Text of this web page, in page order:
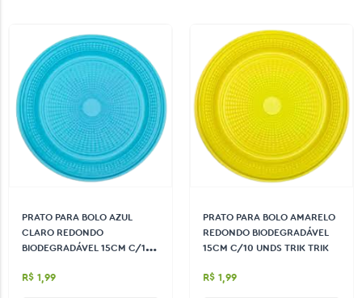
PRATO PARA BOLO AZUL
CLARO REDONDO
BIODEGRADÁVEL 15CM C/10
R$ 1,99
PRATO PARA BOLO AMARELO
REDONDO BIODEGRADÁVEL
15CM C/10 UNDS TRIK TRIK
R$ 1,99